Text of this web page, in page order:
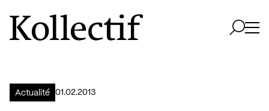
Aller à la page d'accueil
Logo Kollectif
Actualité 01.02.2013